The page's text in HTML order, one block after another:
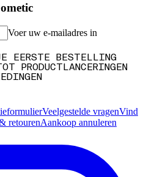
Voer uw e-mailadres in
EERSTE BESTELLING
PRODUCTLANCERINGEN
Veelgestelde vragenVind
retourenAankoop annuleren